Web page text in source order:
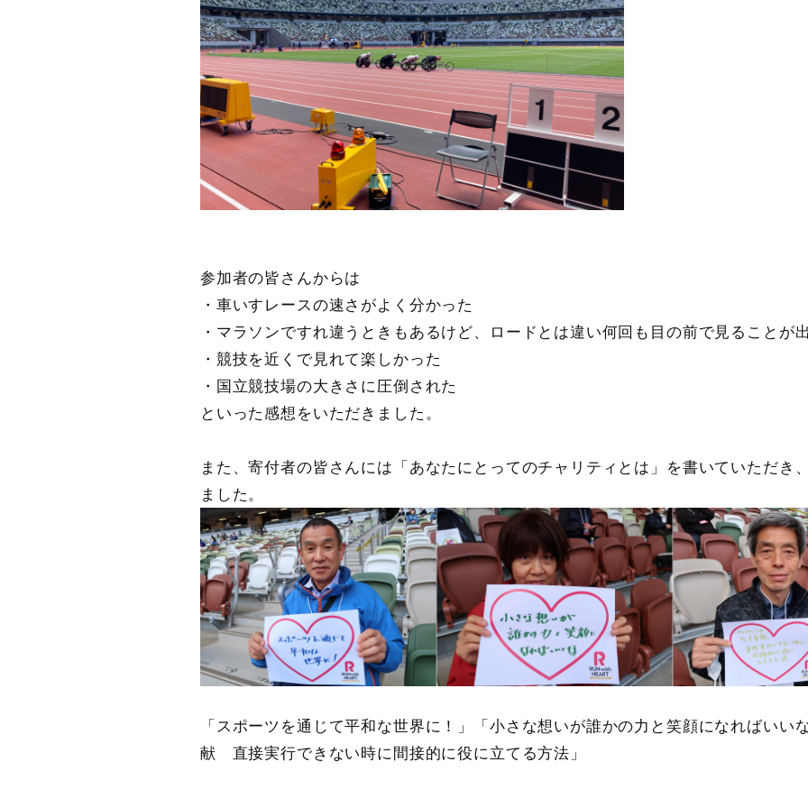
参加者の皆さんからは
・車いすレースの速さがよく分かった
・マラソンですれ違うときもあるけど、ロードとは違い何回も目の前で見ることが
・競技を近くで見れて楽しかった
・国立競技場の大きさに圧倒された
といった感想をいただきました。
また、寄付者の皆さんには「あなたにとってのチャリティとは」を書いていただき
ました。
「スポーツを通じて平和な世界に！」「小さな想いが誰かの力と笑顔になればいい
献 直接実行できない時に間接的に役に立てる方法」